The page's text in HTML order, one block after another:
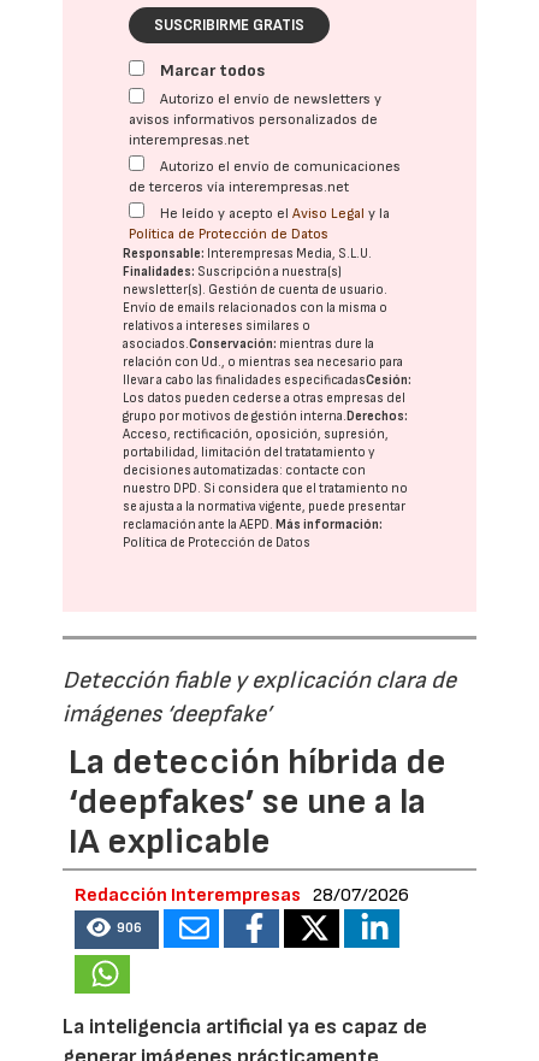
SUSCRIBIRME GRATIS
Marcar todos
Autorizo el envío de newsletters y
avisos informativos personalizados de
interempresas.net
Autorizo el envío de comunicaciones
de terceros vía interempresas.net
He leído y acepto elAviso Legal y la
Política de Protección de Datos
Responsable: Interempresas Media, S.L.U.
Finalidades: Suscripción a nuestra(s)
newsletter(s). Gestión de cuenta de usuario.
Envío de emails relacionados con la misma o
relativos a intereses similares o
asociados.Conservación: mientras dure la
relación con Ud., o mientras sea necesario para
llevar a cabo las finalidades especificadasCesión:
Los datos pueden cederse a otras empresas del
grupo por motivos de gestión interna.Derechos:
Acceso, rectificación, oposición, supresión,
portabilidad, limitación del tratatamiento y
decisiones automatizadas: contacte con
nuestro DPD. Si considera que el tratamiento no
se ajusta a la normativa vigente, puede presentar
reclamación ante laAEPD.Más información:
Política de Protección de Datos
Detección fiable y explicación clara de
imágenes ‘deepfake’
La detección híbrida de
‘deepfakes’ se une a la
IA explicable
Redacción Interempresas 28/07/2026
906
La inteligencia artificial ya es capaz de